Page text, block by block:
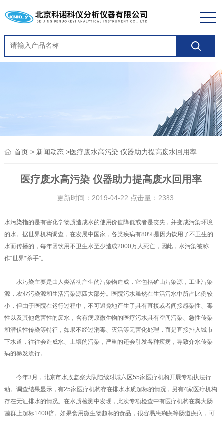
首页> 新闻动态>医疗废水高污染 仪器助力提高废水回用率
医疗废水高污染 仪器助力提高废水回用率
更新时间：2019-04-22 点击量： 2383
水污染指的是有害化学物质造成水的使用价值降低或者是丧失，并变成污染环境
的水。据世界机构调查，在发展中国家，各类疾病有80%是因为饮用了不卫生的
水而传播的，每年因饮用不卫生水至少造成2000万人死亡，因此，水污染被称
作“世界*杀手”。
水污染主要是由人类活动产生的污染物造成，它包括矿山污染源，工业污染
源，农业污染源和生活污染源四大部分。医院污水虽然在生活污水中所占比例较
小，但由于医院在运行过程中，不可避免地产生了具有直接或者间接感染性、毒
性以及其他危害性的废水，含有病原微生物的医疗污水具有空间污染、急性传染
和潜伏性传染等特征，如果不经过消毒、灭活等无害化处理，而是直接排入城市
下水道，往往会造成水、土壤的污染，严重的还会引发各种疾病，导致介水传染
病的暴发流行。
今年3月，北京市水政监察大队陆续对城六区55家医疗机构开展专项执法行
动。调查结果显示，有25家医疗机构存在排水水质超标的情况，另有4家医疗机构
存在无证排水的情况。在水质检测中发现，此次专项检查中有医疗机构在粪大肠
菌群上超标1400倍。如果食用微生物超标的食品，很容易患痢疾等肠道疾病，可